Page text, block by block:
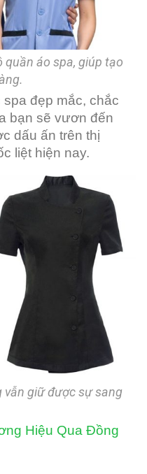
quần áo spa, giúp tạo
đẹp mắc, chắc
bạn sẽ vươn đến
dấu ấn trên thị
liệt hiện nay.
vẫn giữ được sự sang
Hiệu Qua Đồng